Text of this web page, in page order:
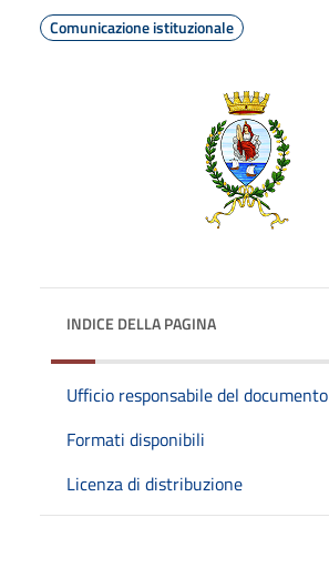
Comunicazione istituzionale
INDICE DELLA PAGINA
Ufficio responsabile del documento
Formati disponibili
Licenza di distribuzione